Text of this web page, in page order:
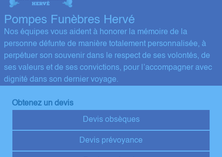
Pompes Funèbres Hervé
Nos équipes vous aident à honorer la mémoire de la
personne défunte de manière totalement personnalisée, à
perpétuer son souvenir dans le respect de ses volontés, de
ses valeurs et de ses convictions, pour l’accompagner avec
dignité dans son dernier voyage.
Obtenez un devis
Devis obsèques
Devis prévoyance